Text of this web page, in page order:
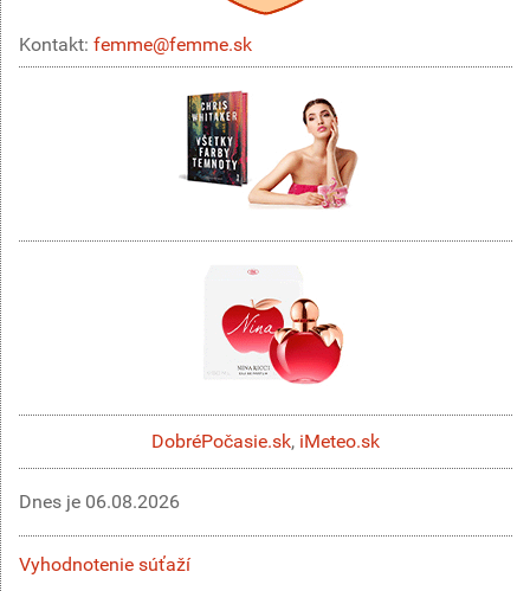
Kontakt: femme@femme.sk
DobréPočasie.sk, iMeteo.sk
Dnes je 06.08.2026
Vyhodnotenie súťaží